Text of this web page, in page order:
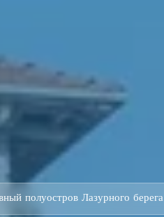
полуостров Лазурного берега